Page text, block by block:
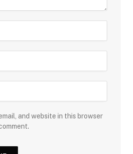
and website in this browser